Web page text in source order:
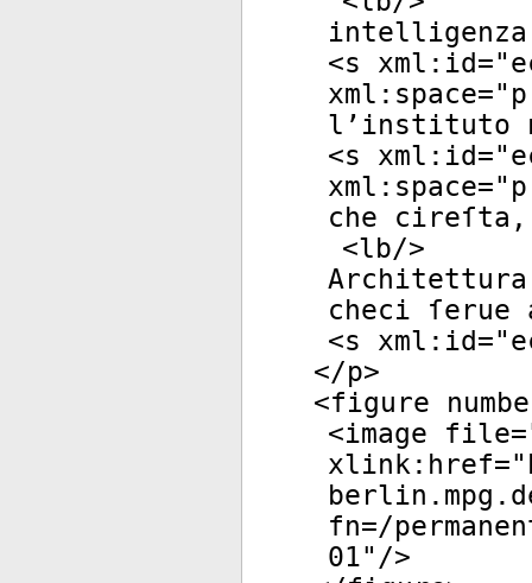
<s xml:id="
xml:space="
l’instituto
<s xml:id="
xml:space="
che
<lb/>
checi
<s xml:id="
</p>
<figure
<image file
xlink:href="
fn=/
01"/>